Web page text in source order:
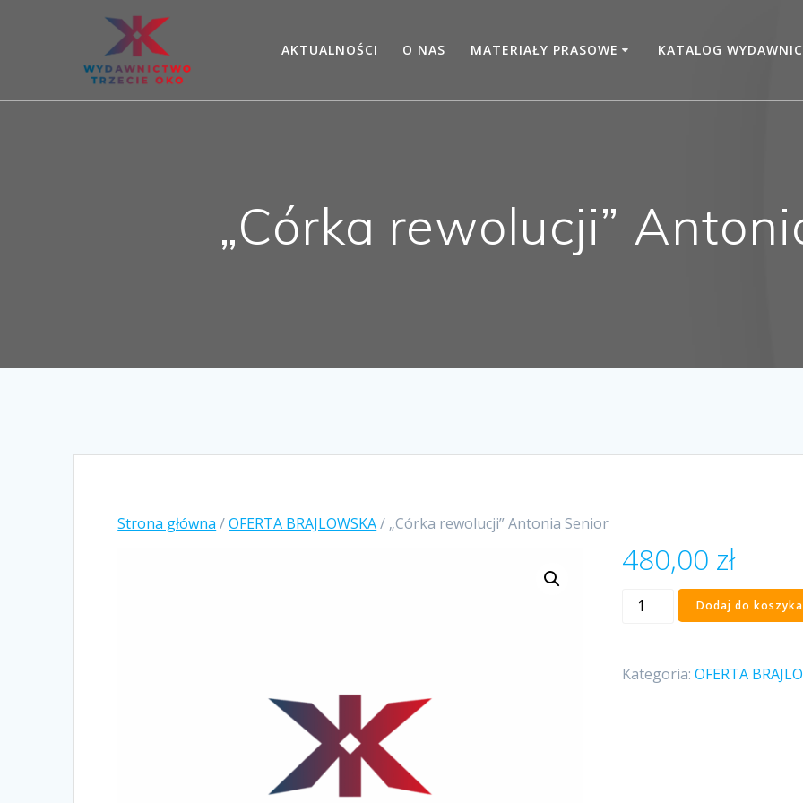
AKTUALNOŚCI O NAS MATERIAŁY PRASOWE KATALOG
„Córka rewolucji”
Strona główna /OFERTA BRAJLOWSKA/ „Córka rewolucji” Antonia Senior
480,00 zł
ilość
Senior
Dodaj do koszyka
Kategoria: OFERTA